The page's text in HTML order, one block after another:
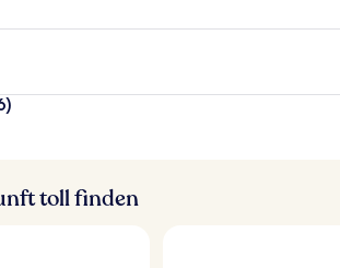
toll finden